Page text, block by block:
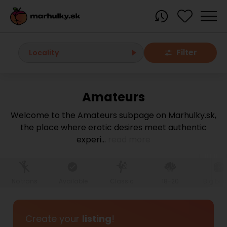
Locality
All localities
Bratislava region
Bratislava - Dúbravka
Modra
Filter
Amateurs
Welcome to the Amateurs subpage on Marhulky.sk,
the place where erotic desires meet authentic
experi...
Create your listing!